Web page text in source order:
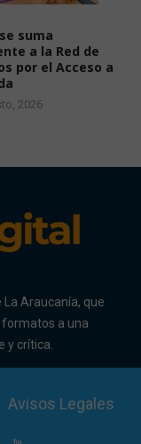
suma
a la Red de
por el Acceso a
2026
La Araucanía, que
a una
y crítica.
Avisos Legales